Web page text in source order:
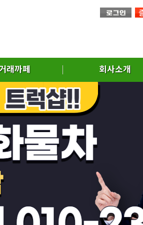
래까페 회사소개